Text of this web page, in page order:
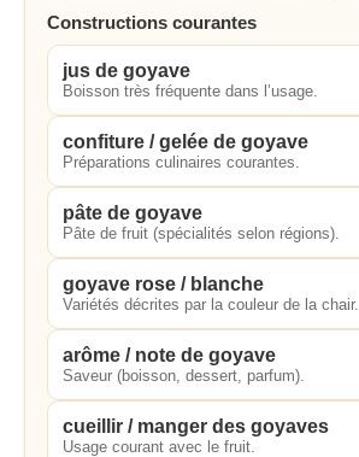
Constructions courantes
jus de goyave
Boisson très fréquente dans l’usage.
confiture / gelée de goyave
Préparations culinaires courantes.
pâte de goyave
Pâte de fruit (spécialités selon régions).
goyave rose / blanche
Variétés décrites par la couleur de la chair.
arôme / note de goyave
Saveur (boisson, dessert, parfum).
cueillir / manger des goyaves
Usage courant avec le fruit.